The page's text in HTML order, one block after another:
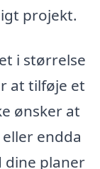
projekt.
i størrelse
at tilføje et
ønsker at
endda
dine planer